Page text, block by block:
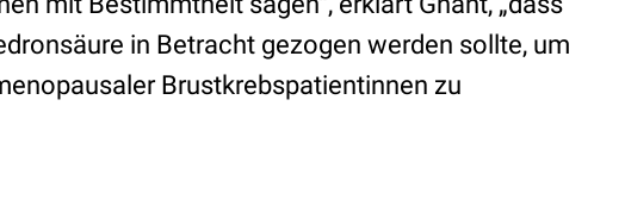
in Betracht gezogen werden sollte, um
Brustkrebspatientinnen zu